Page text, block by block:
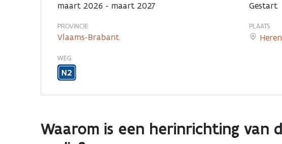
maart 2026 - maart 2027 Gestart
PROVINCIE
Vlaams-Brabant
PLAATS
WEG
N2
Waarom is een herinrichting van